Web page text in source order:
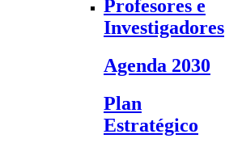
Profesores e
Investigadores
Agenda 2030
Plan
Estratégico